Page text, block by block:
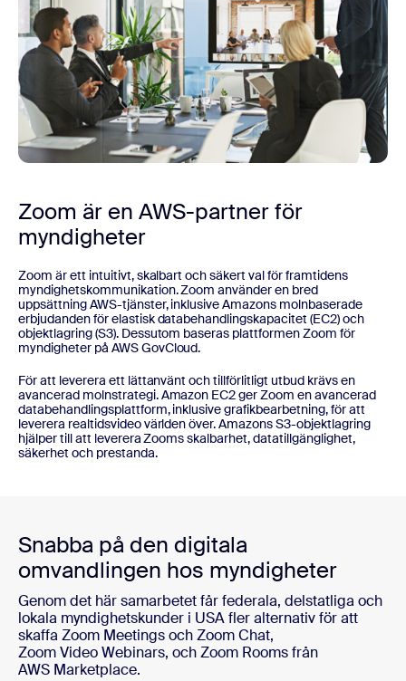
Zoom är en AWS-partner för
myndigheter
Zoom är ett intuitivt, skalbart och säkert val för framtidens
myndighetskommunikation. Zoom använder en bred
uppsättning AWS-tjänster, inklusive Amazons molnbaserade
erbjudanden för elastisk databehandlingskapacitet (EC2) och
objektlagring (S3). Dessutom baseras plattformen Zoom för
myndigheter på AWS GovCloud.
För att leverera ett lättanvänt och tillförlitligt utbud krävs en
avancerad molnstrategi. Amazon EC2 ger Zoom en avancerad
databehandlingsplattform, inklusive grafikbearbetning, för att
leverera realtidsvideo världen över. Amazons S3-objektlagring
hjälper till att leverera Zooms skalbarhet, datatillgänglighet,
säkerhet och prestanda.
Snabba på den digitala
omvandlingen hos myndigheter
Genom det här samarbetet får federala, delstatliga och
lokala myndighetskunder i USA fler alternativ för att
skaffa Zoom Meetings och Zoom Chat,
Zoom Video Webinars, och Zoom Rooms från
AWS Marketplace.